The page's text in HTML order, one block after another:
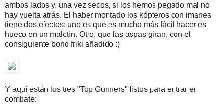
ambos lados y, una vez secos, si los hemos pegado mal no
hay vuelta atrás. El haber montado los kópteros con imanes
tiene dos efectos: uno es que es mucho más fácil hacerles
hueco en un maletín. Otro, que las aspas giran, con el
consiguiente bono friki añadido :)
Y aquí están los tres "Top Gunners" listos para entrar en
combate: